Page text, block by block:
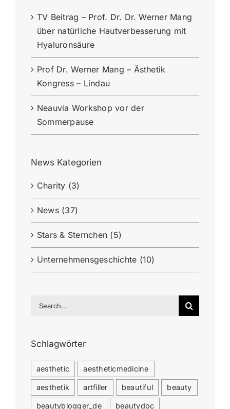
TV Beitrag – Prof. Dr. Dr. Werner Mang
über natürliche Hautverbesserung mit
Hyaluronsäure
Prof Dr. Werner Mang – Ästhetik
Kongress – Lindau
Neauvia Workshop vor der
Sommerpause
News Kategorien
Charity (3)
News (37)
Stars & Sternchen (5)
Unternehmensgeschichte (10)
Search
Schlagwörter
aesthetic aestheticmedicine
aesthetik artfiller beautiful beauty
beautyblogger_de beautydoc